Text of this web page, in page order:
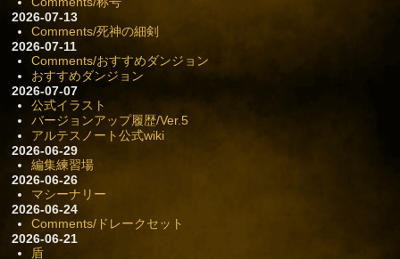
2026-07-13
Comments/死神の細剣
2026-07-11
Comments/おすすめダンジョン
おすすめダンジョン
2026-07-07
公式イラスト
バージョンアップ履歴/Ver.5
アルテスノート公式wiki
2026-06-29
編集練習場
2026-06-26
マシーナリー
2026-06-24
Comments/ドレークセット
2026-06-21
盾